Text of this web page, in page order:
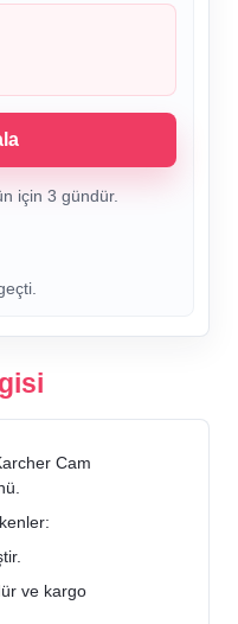
için 3 gündür.
Cam
ve kargo